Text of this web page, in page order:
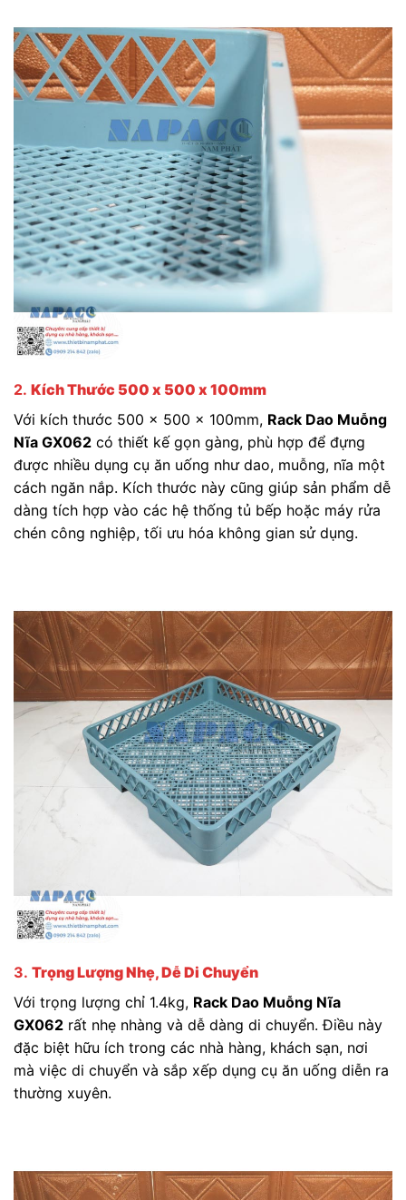
2. Kích Thước 500 x 500 x 100mm
Với kích thước 500 x 500 x 100mm, Rack Dao Muỗng
Nĩa GX062 có thiết kế gọn gàng, phù hợp để đựng
được nhiều dụng cụ ăn uống như dao, muỗng, nĩa một
cách ngăn nắp. Kích thước này cũng giúp sản phẩm dễ
dàng tích hợp vào các hệ thống tủ bếp hoặc máy rửa
chén công nghiệp, tối ưu hóa không gian sử dụng.
3. Trọng Lượng Nhẹ, Dễ Di Chuyển
Với trọng lượng chỉ 1.4kg, Rack Dao Muỗng Nĩa
GX062 rất nhẹ nhàng và dễ dàng di chuyển. Điều này
đặc biệt hữu ích trong các nhà hàng, khách sạn, nơi
mà việc di chuyển và sắp xếp dụng cụ ăn uống diễn ra
thường xuyên.